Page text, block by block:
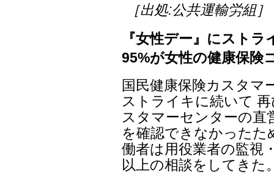
［出処:公共運輸労組］
『女性デー』にスト
95%が女性の健康保険
国民健康保険カスタマ
ストライキに続いて
スタマーセンターの直
を確認できなかったた
働者は用役業者の監視
以上の相談をしてきた